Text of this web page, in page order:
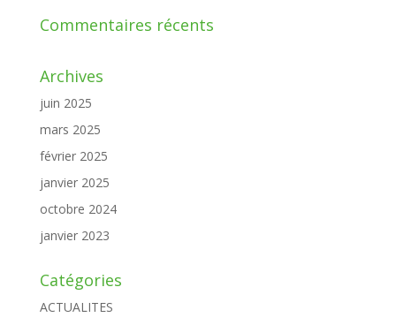
Commentaires récents
Archives
juin 2025
mars 2025
février 2025
janvier 2025
octobre 2024
janvier 2023
Catégories
ACTUALITES